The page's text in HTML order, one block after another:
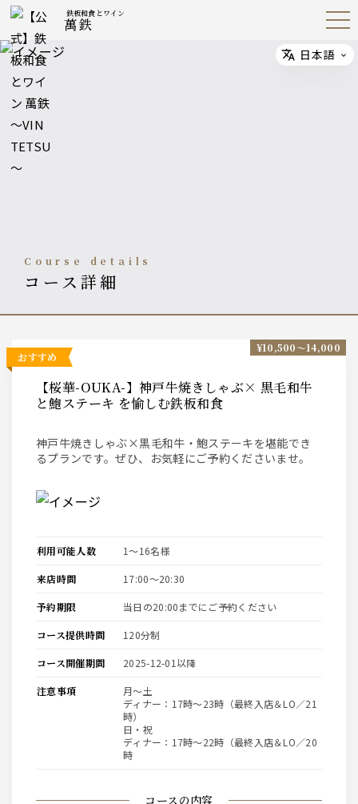
鉄板和食とワイン
萬鉄 Open
Navig
course details
コース詳細
おすすめ
【桜華-OUKA-】神戸牛焼きしゃぶ× 黒毛和牛
と鮑ステーキ を愉しむ鉄板和食
神戸牛焼きしゃぶ×黒毛和牛・鮑ステーキを堪能でき
るプランです。ぜひ、お気軽にご予約くださいませ。
¥10,500〜14,000
コースの内容
利用可能人数 1〜16名様
来店時間 17:00〜20:30
予約期限 当日の20:00までにご予約ください
コース提供時間 120分制
コース開催期間 2025-12-01以降
注意事項
月～土
ディナー：17時～23時（最終入店＆LO／21
時）
日・祝
ディナー：17時～22時（最終入店＆LO／20
時
Select
日本語